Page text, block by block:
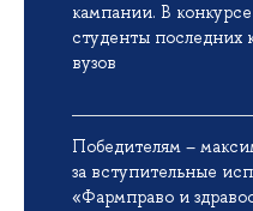
кампании. В
студенты последних
вузов
Победителям –
за вступительные
«Фармправо и